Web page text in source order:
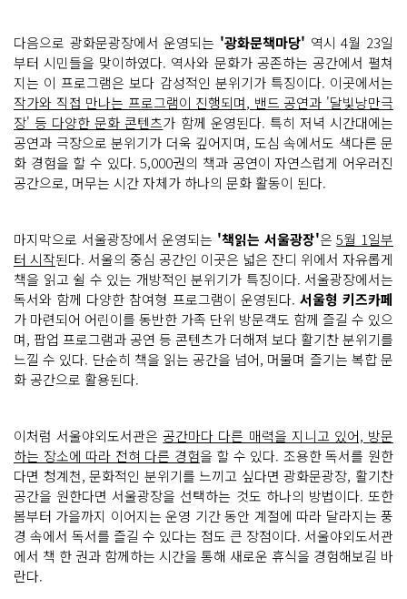
냇
가
청
계
천
에
서 시
원
한 물
소
리
를 들
으
구
니
에 마
련
된 무
료 책
을 읽
을 수 있
어
요!
이 공
간
에
기
체
험, 작
가
와
의 만
남, 공
연 등 다
양
한 문
화, 체
험 행
사
다음으로 광화문광장에서 운영되는 '광화문책마당' 역시 4월 23일
부터 시민들을 맞이하였다. 역사와 문화가 공존하는 공간에서 펼쳐
지는 이 프로그램은 보다 감성적인 분위기가 특징이다. 이곳에서는
작가와 직접 만나는 프로그램이 진행되며, 밴드 공연과 '달빛낭만극
장' 등 다양한 문화 콘텐츠가 함께 운영된다. 특히 저녁 시간대에는
공연과 극장으로 분위기가 더욱 깊어지며, 도심 속에서도 색다른 문
화 경험을 할 수 있다. 5,000권의 책과 공연이 자연스럽게 어우러진
공간으로, 머무는 시간 자체가 하나의 문화 활동이 된다.
마지막으로 서울광장에서 운영되는 '책읽는 서울광장'은5월 1일부
터 시작된다. 서울의 중심 공간인 이곳은 넓은 잔디 위에서 자유롭게
책을 읽고 쉴 수 있는 개방적인 분위기가 특징이다. 서울광장에서는
독서와 함께 다양한 참여형 프로그램이 운영된다. 서울형 키즈카페
가 마련되어 어린이를 동반한 가족 단위 방문객도 함께 즐길 수 있으
며, 팝업 프로그램과 공연 등 콘텐츠가 더해져 보다 활기찬 분위기를
느낄 수 있다. 단순히 책을 읽는 공간을 넘어, 머물며 즐기는 복합 문
화 공간으로 활용된다.
이처럼 서울야외도서관은공간마다 다른 매력을 지니고 있어, 방문
하는 장소에 따라 전혀 다른 경험을 할 수 있다. 조용한 독서를 원한
다면 청계천, 문화적인 분위기를 느끼고 싶다면 광화문광장, 활기찬
공간을 원한다면 서울광장을 선택하는 것도 하나의 방법이다. 또한
봄부터 가을까지 이어지는 운영 기간 동안 계절에 따라 달라지는 풍
경 속에서 독서를 즐길 수 있다는 점도 큰 장점이다. 서울야외도서관
에서 책 한 권과 함께하는 시간을 통해 새로운 휴식을 경험해보길 바
란다.